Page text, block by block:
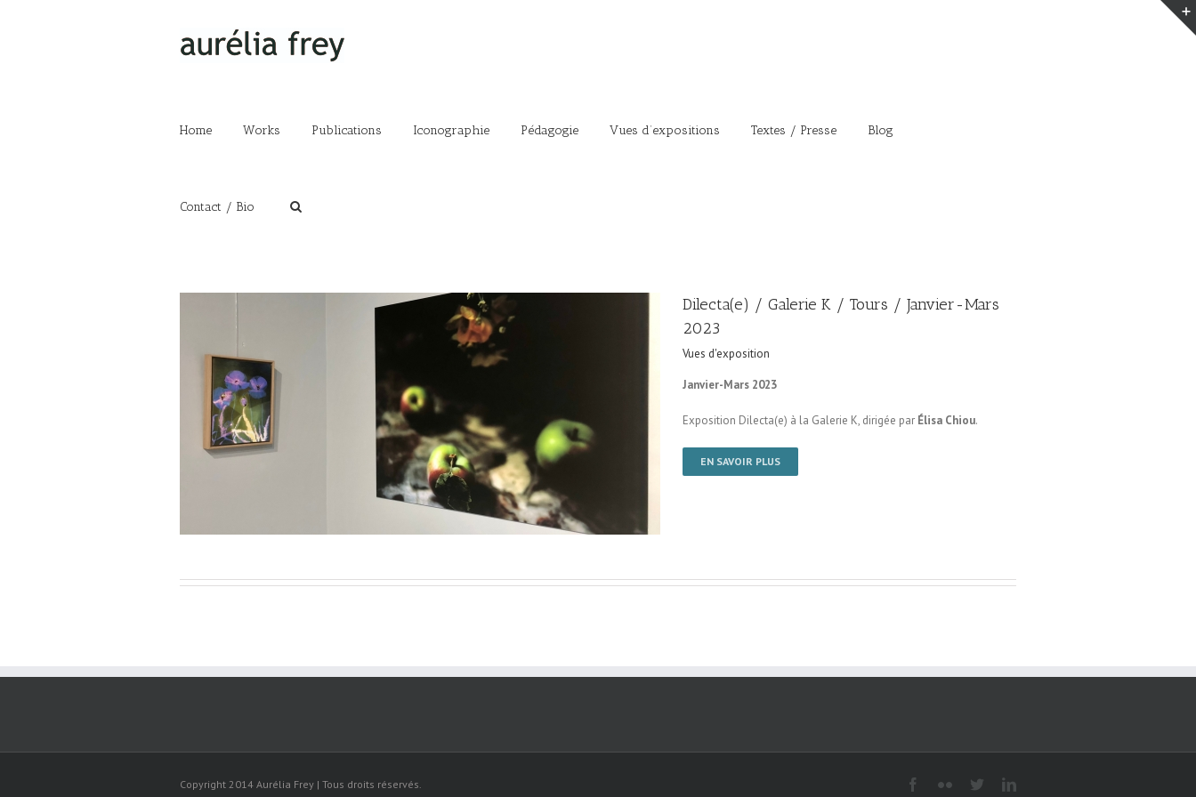
Home Works Publications Iconographie Pédagogie Vues d’expositions Textes / Presse Blog
Contact / Bio
Dilecta(e) / Galerie K / Tours / Janvier-Mars
2023
Vues d'exposition
Janvier-Mars 2023
Exposition Dilecta(e) à la Galerie K, dirigée par Élisa Chiou.
EN SAVOIR PLUS
Copyright 2014 Aurélia Frey | Tous droits réservés.